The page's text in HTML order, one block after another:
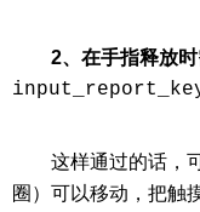
2、在手指释放
这样通过的话，
圈）可以移动，把触